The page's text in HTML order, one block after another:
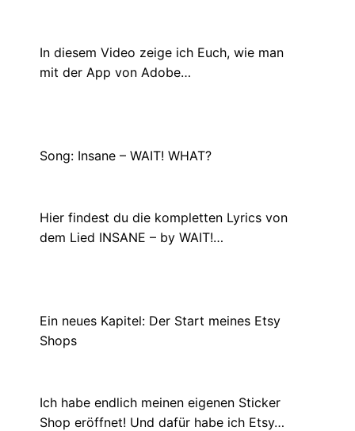
In diesem Video zeige ich Euch, wie man
mit der App von Adobe…
Song: Insane – WAIT! WHAT?
Hier findest du die kompletten Lyrics von
dem Lied INSANE – by WAIT!…
Ein neues Kapitel: Der Start meines Etsy
Shops
Ich habe endlich meinen eigenen Sticker
Shop eröffnet! Und dafür habe ich Etsy…